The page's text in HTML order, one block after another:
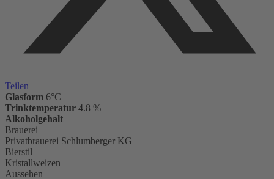
Teilen
Glasform 6°C
Trinktemperatur 4.8 %
Alkoholgehalt
Brauerei
Privatbrauerei Schlumberger KG
Bierstil
Kristallweizen
Aussehen